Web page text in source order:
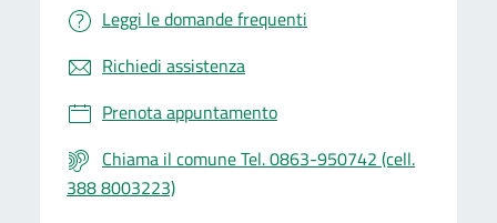
Leggi le domande frequenti
Richiedi assistenza
Prenota appuntamento
Chiama il comune Tel. 0863-950742 (cell.
388 8003223)